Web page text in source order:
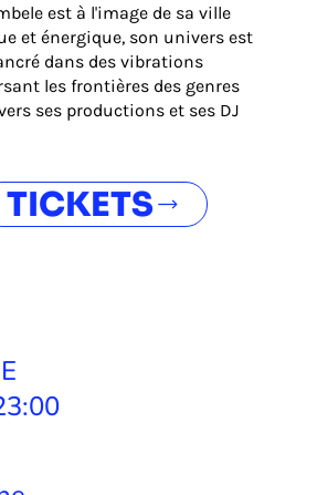
est à l'image de sa ville
et énergique, son univers est
dans des vibrations
les frontières des genres
ses productions et ses DJ
TICKETS